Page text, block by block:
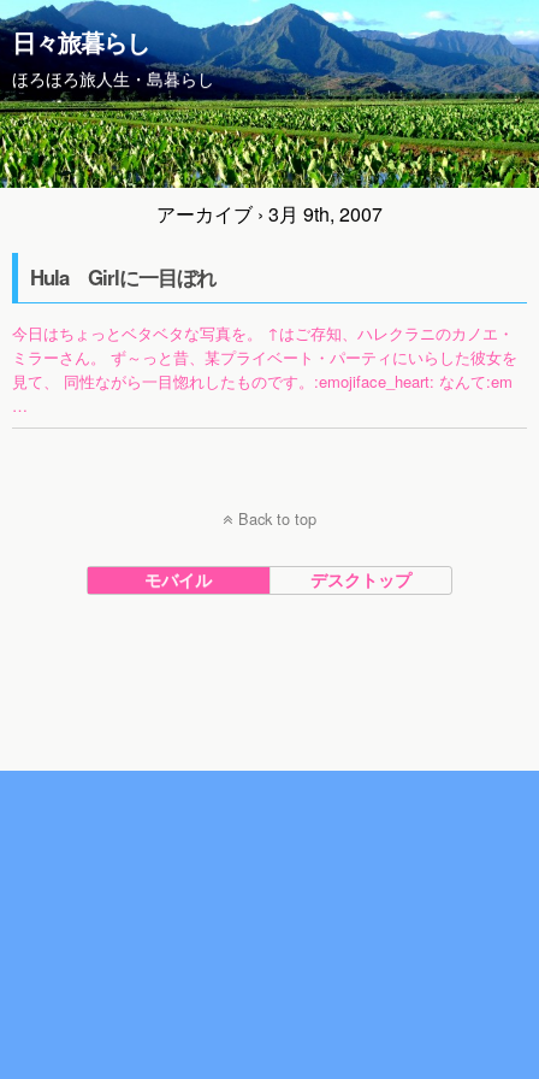
日々旅暮らし
ほろほろ旅人生・島暮らし
アーカイブ › 3月 9th, 2007
Hula Girlに一目ぼれ
今日はちょっとベタベタな写真を。 ↑はご存知、ハレクラニのカノエ・
ミラーさん。 ず～っと昔、某プライベート・パーティにいらした彼女を
見て、 同性ながら一目惚れしたものです。:emojiface_heart: なんて:em
…
Back to top
モバイル デスクトップ